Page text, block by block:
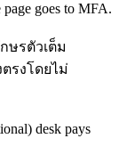
page goes to MFA.
ษรตัวเต็ม
รงโดยไม่
desk pays